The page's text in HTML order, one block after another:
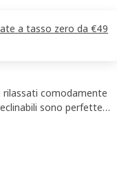
a tasso zero da €49
rilassati comodamente
sono perfette
giocare o
con la
reclinabili moderne